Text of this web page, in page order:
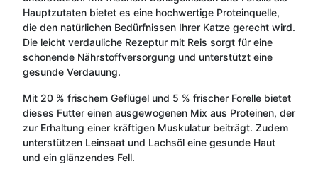
Hauptzutaten bietet es eine hochwertige Proteinquelle,
die den natürlichen Bedürfnissen Ihrer Katze gerecht wird.
Die leicht verdauliche Rezeptur mit Reis sorgt für eine
schonende Nährstoffversorgung und unterstützt eine
gesunde Verdauung.
Mit 20 % frischem Geflügel und 5 % frischer Forelle bietet
dieses Futter einen ausgewogenen Mix aus Proteinen, der
zur Erhaltung einer kräftigen Muskulatur beiträgt. Zudem
unterstützen Leinsaat und Lachsöl eine gesunde Haut
und ein glänzendes Fell.